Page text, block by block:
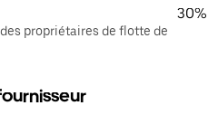
propriétaires de flotte de
30%